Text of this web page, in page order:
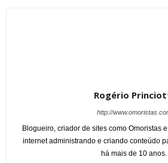
Rogério
http://
Blogueiro, criador de sites como Omoristas
internet administrando e criando conteúdo
há mais de 10 anos.